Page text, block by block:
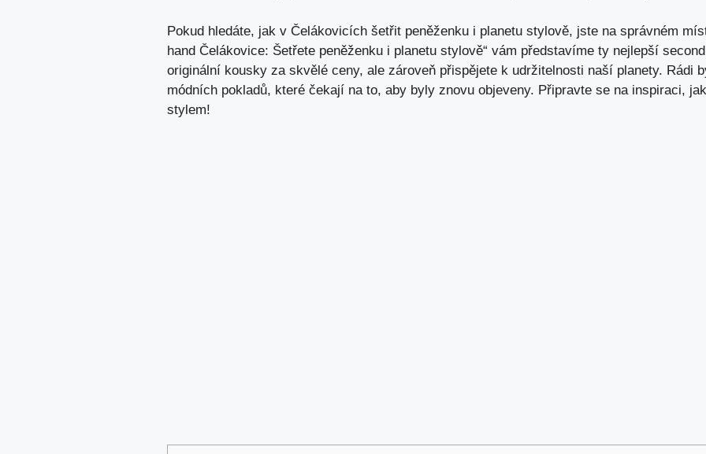
Pokud hledáte, jak v Čelákovicích šetřit peněženku i planetu stylově, jste na správném
hand Čelákovice: Šetřete peněženku i planetu stylově“ vám představíme ty nejlepší
originální kousky za skvělé ceny, ale zároveň přispějete k udržitelnosti naší planety. Rádi
módních pokladů, které čekají na to, aby byly znovu objeveny. Připravte se na inspiraci,
stylem!